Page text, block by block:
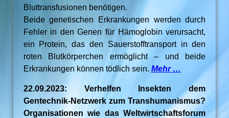
Bluttransfusionen benötigen.
Beide genetischen Erkrankungen werden durch
Fehler in den Genen für Hämoglobin verursacht,
ein Protein, das den Sauerstofftransport in den
roten Blutkörperchen ermöglicht – und beide
Erkrankungen können tödlich sein. Mehr …
22.09.2023: Verhelfen Insekten dem
Gentechnik-Netzwerk zum Transhumanismus?
Organisationen wie das Weltwirtschaftsforum